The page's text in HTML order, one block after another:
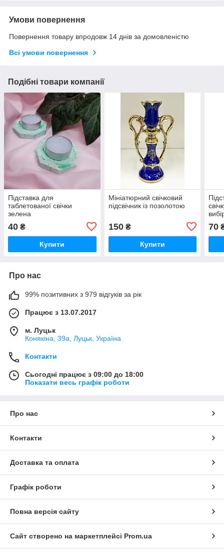
Умови повернення
Повернення товару впродовж 14 днів за домовленістю
Всі умови повернення
Подібні товари компанії
Підставка для
таблетованої свічки
зелена
40 ₴
Купити
Мініатюрний свічковий
підсвічник із позолотою
150₴
Купити
70
Про нас
99% позитивних з 979 відгуків за рік
Працює з 13.07.2017
м. Луцьк
Конякіна, 39а, Луцьк, Україна
Контакти
Сьогодні працює з 09:00 до 18:00
Показати весь графік роботи
Про нас
Контакти
Доставка та оплата
Графік роботи
Повна версія сайту
Сайт створено на маркетплейсі Prom.ua